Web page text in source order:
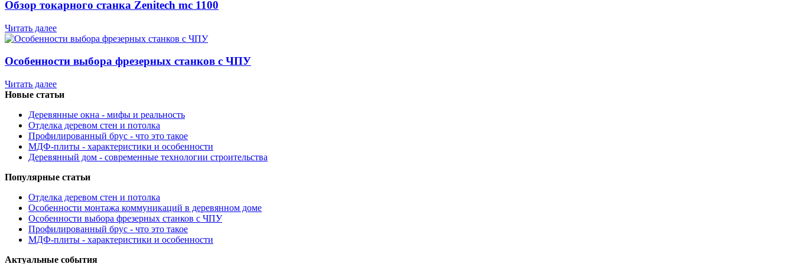
Обзор токарного станка Zenitech mc 1100
Читать далее
Особенности выбора фрезерных станков с ЧПУ
Читать далее
Новые статьи
Деревянные окна - мифы и реальность
Отделка деревом стен и потолка
Профилированный брус - что это такое
МДФ-плиты - характеристики и особенности
Деревянный дом - современные технологии строительства
Популярные статьи
Отделка деревом стен и потолка
Особенности монтажа коммуникаций в деревянном доме
Особенности выбора фрезерных станков с ЧПУ
Профилированный брус - что это такое
МДФ-плиты - характеристики и особенности
Актуальные события